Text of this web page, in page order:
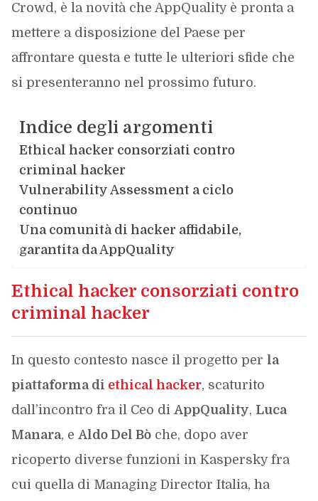
Crowd, è la novità che AppQuality è pronta a
mettere a disposizione del Paese per
affrontare questa e tutte le ulteriori sfide che
si presenteranno nel prossimo futuro.
Indice degli argomenti
Ethical hacker consorziati contro
criminal hacker
Vulnerability Assessment a ciclo
continuo
Una comunità di hacker affidabile,
garantita da AppQuality
Ethical hacker consorziati contro
criminal hacker
In questo contesto nasce il progetto per la
piattaforma di ethical hacker, scaturito
dall’incontro fra il Ceo di AppQuality, Luca
Manara, e Aldo Del Bòche, dopo aver
ricoperto diverse funzioni in Kaspersky fra
cui quella di Managing Director Italia, ha